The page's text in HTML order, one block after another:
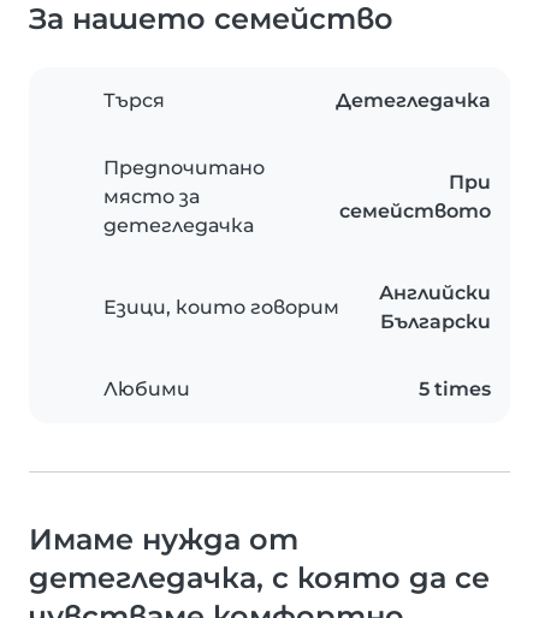
За нашето семейство
Търся Детегледачка
Предпочитано
място за
детегледачка
При
семейството
Езици, които говорим
Английски
Български
Любими 5 times
Имаме нужда от
детегледачка, с която да се